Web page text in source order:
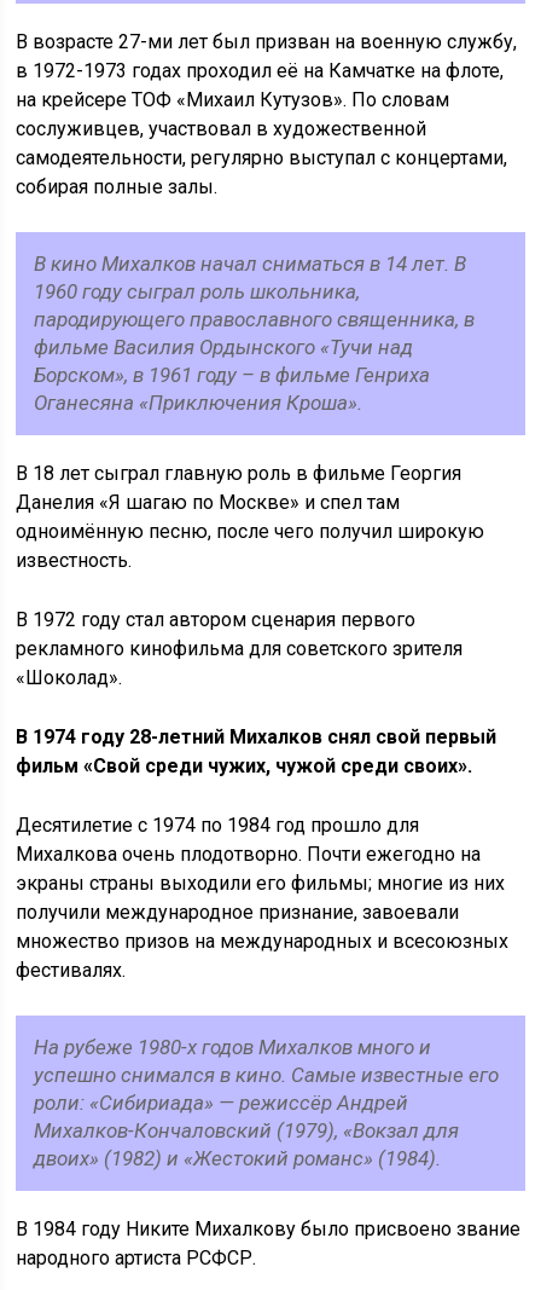
В возрасте 27-ми лет был призван на военную службу,
в 1972-1973 годах проходил её на Камчатке на флоте,
на крейсере ТОФ «Михаил Кутузов». По словам
сослуживцев, участвовал в художественной
самодеятельности, регулярно выступал с концертами,
собирая полные залы.
В кино Михалков начал сниматься в 14 лет. В
1960 году сыграл роль школьника,
пародирующего православного священника, в
фильме Василия Ордынского «Тучи над
Борском», в 1961 году – в фильме Генриха
Оганесяна «Приключения Кроша».
В 18 лет сыграл главную роль в фильме Георгия
Данелия «Я шагаю по Москве» и спел там
одноимённую песню, после чего получил широкую
известность.
В 1972 году стал автором сценария первого
рекламного кинофильма для советского зрителя
«Шоколад».
В 1974 году 28-летний Михалков снял свой первый
фильм «Свой среди чужих, чужой среди своих».
Десятилетие с 1974 по 1984 год прошло для
Михалкова очень плодотворно. Почти ежегодно на
экраны страны выходили его фильмы; многие из них
получили международное признание, завоевали
множество призов на международных и всесоюзных
фестивалях.
На рубеже 1980-х годов Михалков много и
успешно снимался в кино. Самые известные его
роли: «Сибириада» — режиссёр Андрей
Михалков-Кончаловский (1979), «Вокзал для
двоих» (1982) и «Жестокий романс» (1984).
В 1984 году Никите Михалкову было присвоено звание
народного артиста РСФСР.